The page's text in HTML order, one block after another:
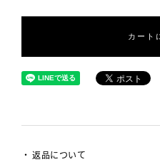
カート
返品について